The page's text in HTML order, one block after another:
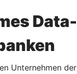
Unternehmen